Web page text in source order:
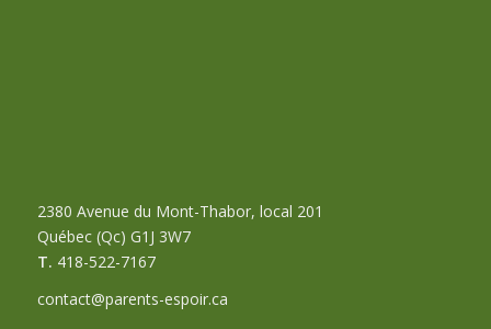
2380 Avenue du Mont-Thabor, local 201
Québec (Qc) G1J 3W7
T. 418-522-7167
contact@parents-espoir.ca